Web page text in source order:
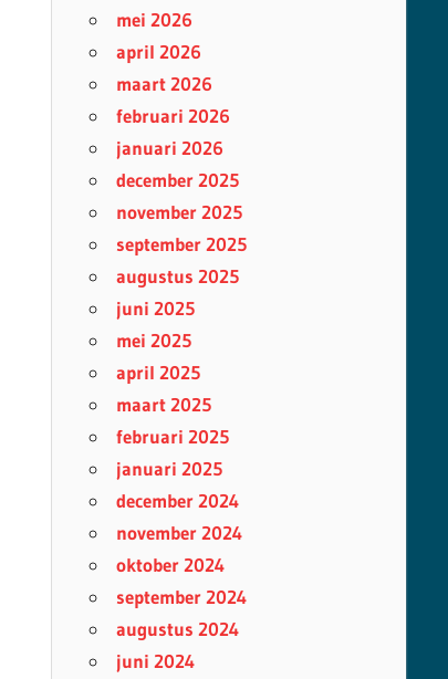
mei 2026
april 2026
maart 2026
februari 2026
januari 2026
december 2025
november 2025
september 2025
augustus 2025
juni 2025
mei 2025
april 2025
maart 2025
februari 2025
januari 2025
december 2024
november 2024
oktober 2024
september 2024
augustus 2024
juni 2024